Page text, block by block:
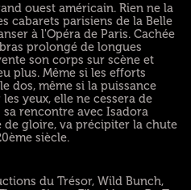
ouest américain. Rien ne la
cabarets parisiens de la Belle
à l'Opéra de Paris. Cachée
prolongé de longues
son corps sur scène et
plus. Même si les efforts
dos, même si la puissance
yeux, elle ne cessera de
rencontre avec Isadora
de gloire, va précipiter la chute
siècle.
du Trésor, Wild Bunch,